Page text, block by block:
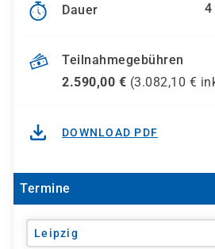
Dauer 4
Teilnahmegebühren
2.590,00 € (3.082,10 €
DOWNLOAD PDF
Termine
Leipzig